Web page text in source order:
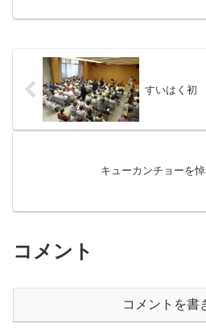
竹に出迎え
すいはく初
キューカンチョーを
コメント
コメントを書